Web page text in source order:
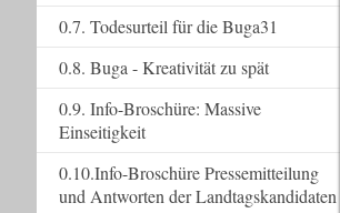
0.7. Todesurteil für die Buga31
0.8. Buga - Kreativität zu spät
0.9. Info-Broschüre: Massive
Einseitigkeit
0.10.Info-Broschüre Pressemitteilung
und Antworten der Landtagskandidaten